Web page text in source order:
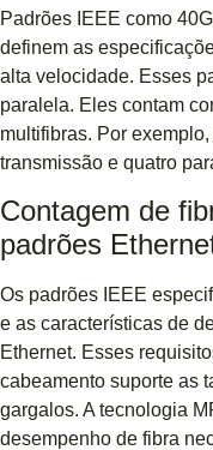
Padrões IEEE como
definem as
alta velocidade. Esses
paralela. Eles contam
multifibras. Por
transmissão e quatro
Contagem de
padrões
Os padrões IEEE
e as características de
Ethernet. Esses
cabeamento suporte as
gargalos. A tecnologia
desempenho de fibra